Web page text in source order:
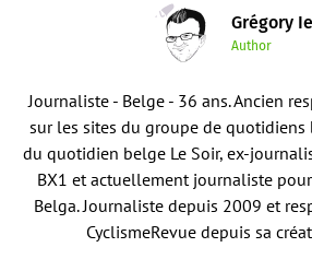
Grégory
Author
Journaliste - Belge - 36 ans. Ancien
sur les sites du groupe de quotidiens
du quotidien belge Le Soir, ex-
BX1 et actuellement journaliste
Belga. Journaliste depuis 2009 et
CyclismeRevue depuis sa